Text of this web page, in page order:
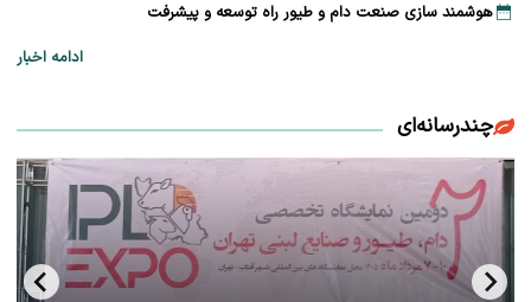
هوشمند سازی صنعت دام و طیور راه توسعه و پیشرفت
ادامه اخبار
چندرسانه‌ای